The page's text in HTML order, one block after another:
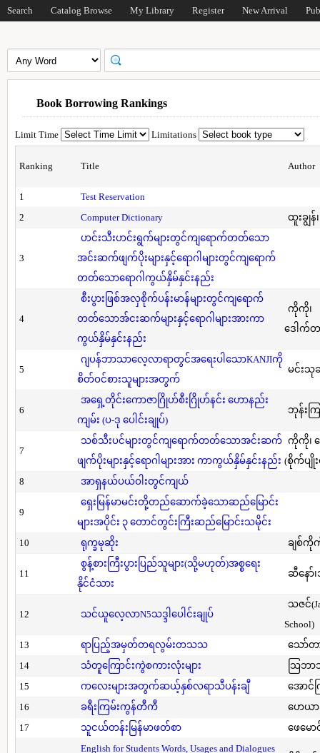
Search Catalog Browse My Library Register New Arrival
Book Borrowing Rankings
Limit Time Limitations
Ranking Title Author
1
Test Reservation
2
Computer Dictionary ထူးချွန်
3
ဟင်းသီးဟင်းရွက်များတွင်ကျရောက်တတ်သော
အင်းဆက်ဖျက်ပိုးများနှင့်ရောဂါများတွင်ကျရောက်
တတ်သောရောဂါကွယ်နှိမ်နှင်းနည်း
4
စီးပွားဖြစ်အလှစိုက်ပန်းမာန်များတွင်ကျရောက်
တတ်သောအ်ငးဆက်များနှင့်ရောဂါများအားကာ
ကွယ်နှိမ်နှင်းနည်း
ကိုကို၊
ဒေါက်တ
5
ဂျပန်ဘာသာလေ့လာရာတွင်အရေးပါသောKANJIကို
စိတ်ဝင်စားသူများအတွက်
မင်းသုခ
6
အရှေ့တိုင်းကောဇာဂြိုဟ်စီးဂြိုဟ်နင်း ဟောနည်း
ကျမ်း (ပ-ဒု ပေါင်းချုပ်)
ဘုန်းက
7
သစ်သီးပင်များတွင်ကျရောက်တတ်သောအင်းဆက်
ဖျက်ပိုးများနှင့်ရောဂါများအား ကာကွယ်နှိမ်နှင်းနည်း
ကိုကို၊
(စိုက်ပျိုး
8
အာရှနယ်ပယ်ဝါးတွင်ကျယ်
9
ရှေးမြန်မာမင်းတို့တည်ဆောက်ခဲ့သောဆည်မြောင်း
များအပိုင်း ၃ တောင်တွင်းကြီးဆည်မြောင်းသမိုင်း
10
ရုက္ခမုဆိုး ချစ်ကို
11
စွန့်စားကြီးပွားပြည်သူများ(သို့မဟုတ်)အစ္စရေး
နိုင်ငံသား
ဆီနော်၊
12 သင်ယူလေ့လာN5သဒ္ဒါပေါင်းချုပ်
သဇင်
School)
13
ရာပြည့်အမှတ်တရလွမ်းတသသ
သော်တ
14
သံတူကြောင်းကွဲစကားလုံးများ
သြဘာ
15
ကလေးများအတွက်ဆယ့်နှစ်လရာသီပန်းချီ
အောင်
16
ခရီးကြမ်းကွန်တီကီ
ဟေယာ
17
သူငယ်တန်းမြန်မာဖတ်စာ ဖေမော
English for Students Words, Usages and Dialogues